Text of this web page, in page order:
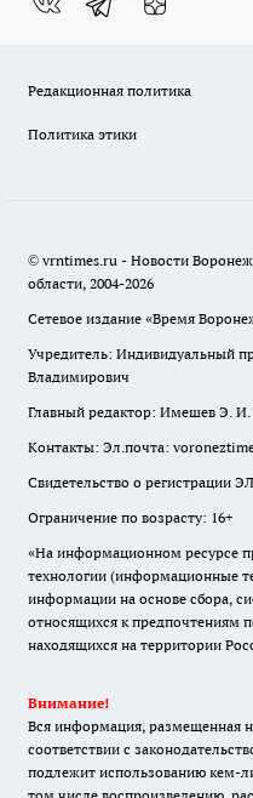
Редакционная политика
Политика этики
© vrntimes.ru - Новости
области, 2004-2026
Сетевое издание «Время
Учредитель: Индивидуальный
Владимирович
Главный редактор: Имешев Э. И.
Контакты: Эл.почта:
Свидетельство о регистрации
Ограничение по возрасту: 16+
«На информационном ресурсе
технологии (информационные
информации на основе сбора,
относящихся к предпочтениям
находящихся на территории
Внимание!
Вся информация, размещенная
соответствии с
подлежит использованию кем-